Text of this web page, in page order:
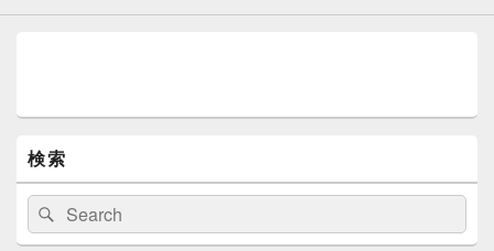
検索
検
索:
検
索